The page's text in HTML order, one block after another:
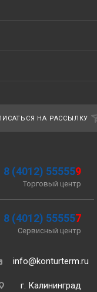
НА РАССЫЛКУ
8 (4012) 555559
Торговый центр
8 (4012) 555557
Сервисный центр
info@konturterm.ru
г. Калининград